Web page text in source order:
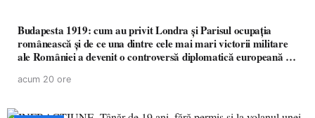
Budapesta 1919: cum au privit Londra și Parisul ocupația
românească și de ce una dintre cele mai mari victorii militare
ale României a devenit o controversă diplomatică europeană (
acum 20 ore